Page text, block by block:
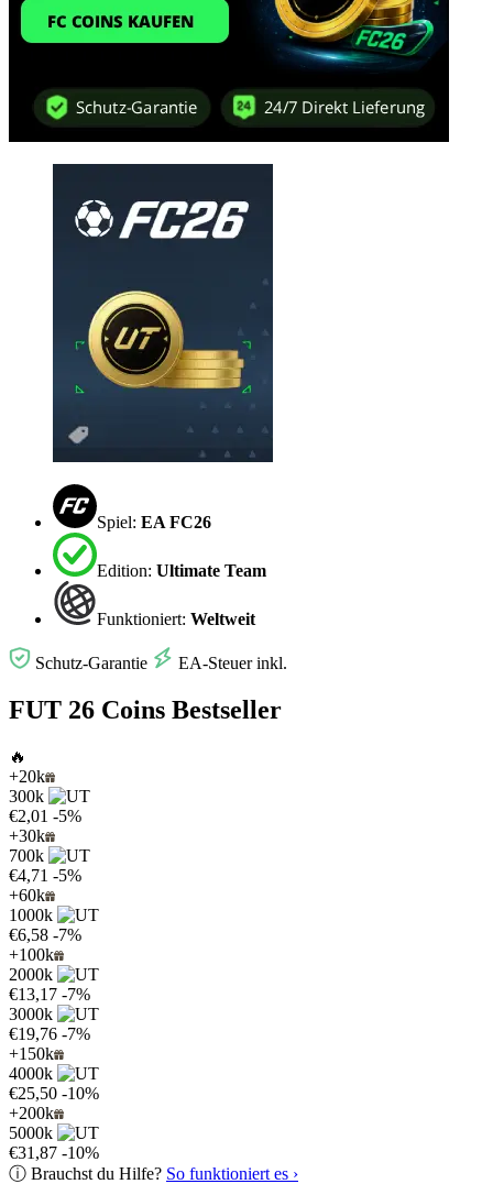
Spiel: EA FC26
Edition: Ultimate Team
Funktioniert: Weltweit
Schutz-Garantie EA-Steuer inkl.
FUT 26 Coins Bestseller
🔥
+20k
300k
€2,01 -5%
+30k
700k
€4,71 -5%
+60k
1000k
€6,58 -7%
+100k
2000k
€13,17 -7%
3000k
€19,76 -7%
+150k
4000k
€25,50 -10%
+200k
5000k
€31,87 -10%
ⓘ Brauchst du Hilfe? So funktioniert es ›